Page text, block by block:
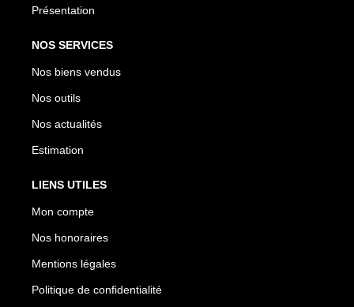
Présentation
NOS SERVICES
Nos biens vendus
Nos outils
Nos actualités
Estimation
LIENS UTILES
Mon compte
Nos honoraires
Mentions légales
Politique de confidentialité